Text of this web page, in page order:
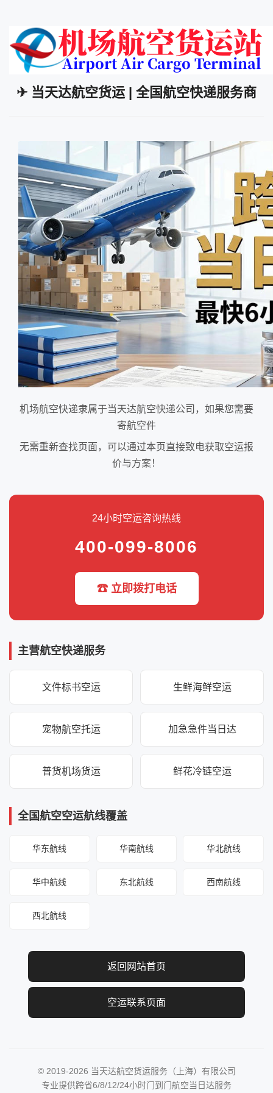
✈ 当天达航空货运 | 全国航空快递服务商
机场航空快递隶属于当天达航空快递公司，如果您需要
寄航空件
无需重新查找页面，可以通过本页直接致电获取空运报
价与方案！
24小时空运咨询热线
400-099-8006
☎ 立即拨打电话
主营航空快递服务
文件标书空运 生鲜海鲜空运
宠物航空托运 加急急件当日达
普货机场货运 鲜花冷链空运
全国航空空运航线覆盖
华东航线 华南航线 华北航线
华中航线 东北航线 西南航线
西北航线
返回网站首页
空运联系页面
© 2019-2026 当天达航空货运服务（上海）有限公司
专业提供跨省6/8/12/24小时门到门航空当日达服务